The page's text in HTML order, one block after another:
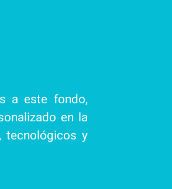
a este fondo,
en la
tecnológicos y